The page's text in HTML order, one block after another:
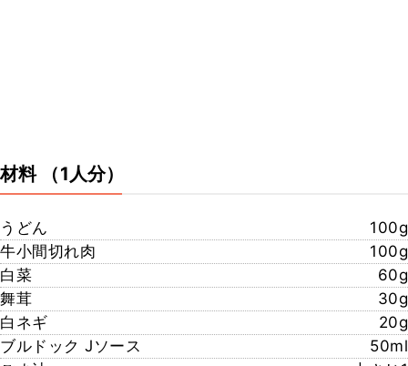
材料 （1人分）
うどん
100g
牛小間切れ肉
100g
白菜
60g
舞茸
30g
白ネギ
20g
ブルドック Jソース
50ml